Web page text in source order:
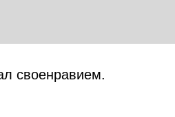
своенравием.